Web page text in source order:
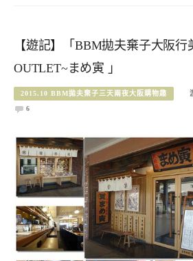
【遊記】「BBM拋夫棄子大阪
OUTLET~まめ寅 」
2015.10 BBM拋夫棄子三天兩夜大阪購物趣
6